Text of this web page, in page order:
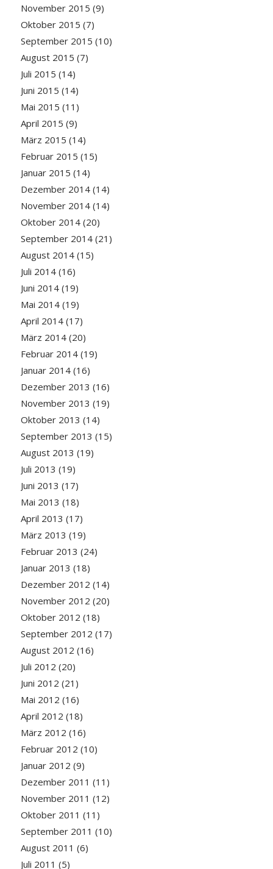
November 2015 (9)
Oktober 2015 (7)
September 2015 (10)
August 2015 (7)
Juli 2015 (14)
Juni 2015 (14)
Mai 2015 (11)
April 2015 (9)
März 2015 (14)
Februar 2015 (15)
Januar 2015 (14)
Dezember 2014(14)
November 2014(14)
Oktober 2014(20)
September 2014(21)
August 2014(15)
Juli 2014(16)
Juni 2014(19)
Mai 2014(19)
April 2014(17)
März 2014(20)
Februar 2014(19)
Januar 2014(16)
Dezember 2013 (16)
November 2013 (19)
Oktober 2013 (14)
September 2013 (15)
August 2013 (19)
Juli 2013 (19)
Juni 2013 (17)
Mai 2013 (18)
April 2013 (17)
März 2013 (19)
Februar 2013 (24)
Januar 2013 (18)
Dezember 2012 (14)
November 2012 (20)
Oktober 2012 (18)
September 2012 (17)
August 2012 (16)
Juli 2012 (20)
Juni 2012 (21)
Mai 2012 (16)
April 2012 (18)
März 2012 (16)
Februar 2012 (10)
Januar 2012 (9)
Dezember 2011 (11)
November 2011 (12)
Oktober 2011 (11)
September 2011 (10)
August 2011 (6)
Juli 2011 (5)